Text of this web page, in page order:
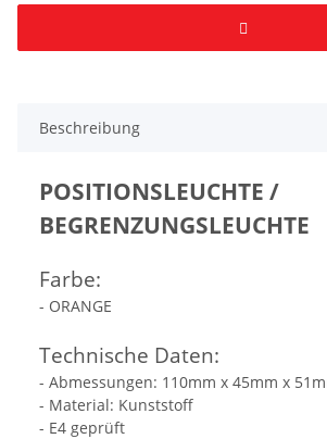
Beschreibung
POSITIONSLEUCHTE /
BEGRENZUNGSLEUCHTE
Farbe:
- ORANGE
Technische Daten:
- Abmessungen: 110mm x 45mm x
- Material: Kunststoff
- E4 geprüft